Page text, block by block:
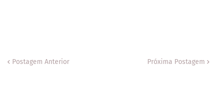
Postagem Anterior Próxima Postagem